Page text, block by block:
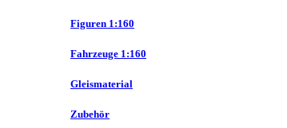
Figuren 1:160
Fahrzeuge 1:160
Gleismaterial
Zubehör